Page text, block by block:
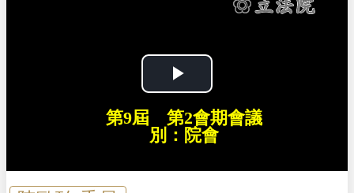
P
l
第9屆 第2會期會議
別：院會